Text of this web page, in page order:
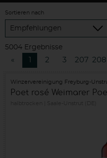
Sortieren nach
5004 Ergebnisse
« 2 3 207 208
Winzervereinigung Freyburg-
Poet rosé Weimarer